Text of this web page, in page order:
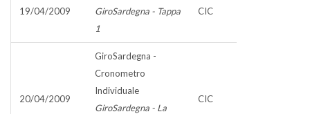
19/04/2009
GiroSardegna - Tappa
1
CIC
20/04/2009
GiroSardegna -
Cronometro
Individuale
GiroSardegna - La
CIC